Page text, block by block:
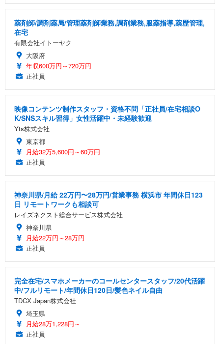
薬剤師/調剤薬局/管理薬剤師業務,調剤業務,服薬指導,薬歴管理,
在宅
有限会社イトーヤク
大阪府
年収600万円～720万円
正社員
映像コンテンツ制作スタッフ・資格不問「正社員/在宅相談O
K/SNSスキル習得」女性活躍中・未経験歓迎
Yts株式会社
東京都
月給32万5,600円～60万円
正社員
神奈川県/月給 22万円〜28万円/営業事務 横浜市 年間休日123
日 リモートワークも相談可
レイズネクスト総合サービス株式会社
神奈川県
月給22万円～28万円
正社員
完全在宅/スマホメーカーのコールセンタースタッフ/20代活躍
中/フルリモート/年間休日120日/髪色ネイル自由
TDCX Japan株式会社
埼玉県
月給28万1,228円～
正社員